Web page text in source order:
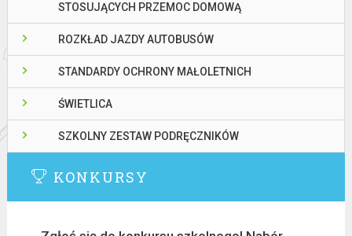
STOSUJĄCYCH PRZEMOC DOMOWĄ
ROZKŁAD JAZDY AUTOBUSÓW
STANDARDY OCHRONY MAŁOLETNICH
ŚWIETLICA
SZKOLNY ZESTAW PODRĘCZNIKÓW
KONKURSY